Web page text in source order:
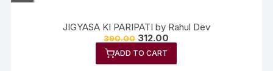
JIGYASA KI PARIPATI by Rahul Dev
390.00 312.00
ADD TO CART